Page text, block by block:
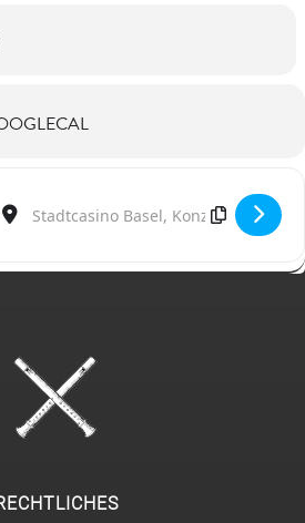
- Solistenabend im neu
Destination Address - Solistenabend